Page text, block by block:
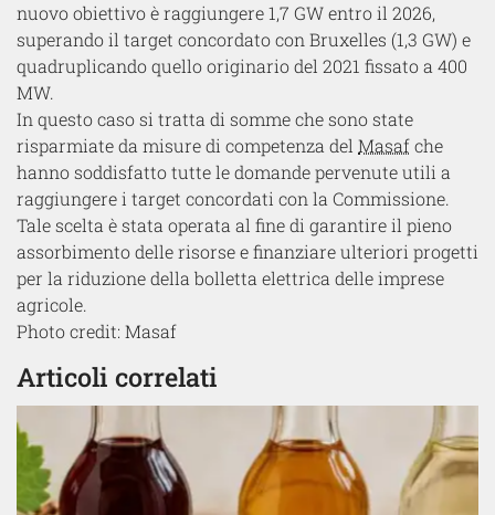
nuovo obiettivo è raggiungere 1,7 GW entro il 2026,
superando il target concordato con Bruxelles (1,3 GW) e
quadruplicando quello originario del 2021 fissato a 400
MW.
In questo caso si tratta di somme che sono state
risparmiate da misure di competenza del Masafche
hanno soddisfatto tutte le domande pervenute utili a
raggiungere i target concordati con la Commissione.
Tale scelta è stata operata al fine di garantire il pieno
assorbimento delle risorse e finanziare ulteriori progetti
per la riduzione della bolletta elettrica delle imprese
agricole.
Photo credit: Masaf
Articoli correlati